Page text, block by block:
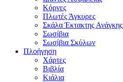
Κόρνες
Πλωτές Άγκυρες
Σκάλα Έκτακτης Ανάγκης
Σωσίβια
Σωσίβια Σκύλων
Πλοήγηση
Χάρτες
Βιβλία
Κιάλια